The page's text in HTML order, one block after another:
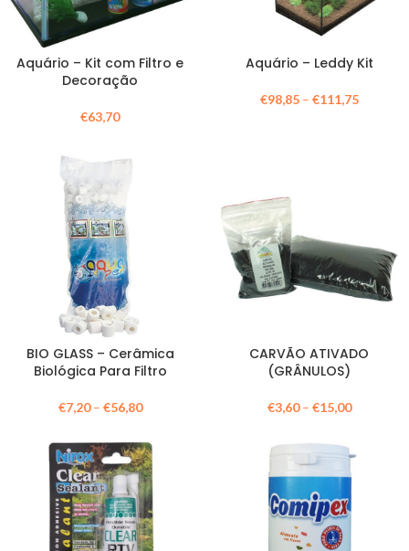
Aquário – Kit com Filtro e
Decoração
€63,70
Aquário – Leddy Kit
€98,85– €111,75
BIO GLASS – Cerâmica
Biológica Para Filtro
€7,20– €56,80
CARVÃO ATIVADO
(GRÂNULOS)
€3,60– €15,00